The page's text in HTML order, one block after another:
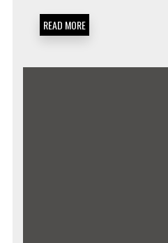
READ MORE